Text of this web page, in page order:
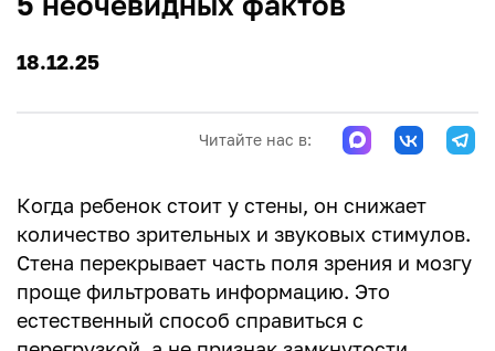
18.12.25
Читайте нас в:
Когда ребенок стоит у стены, он снижает
количество зрительных и звуковых стимулов.
Стена перекрывает часть поля зрения и мозгу
проще фильтровать информацию. Это
естественный способ справиться с